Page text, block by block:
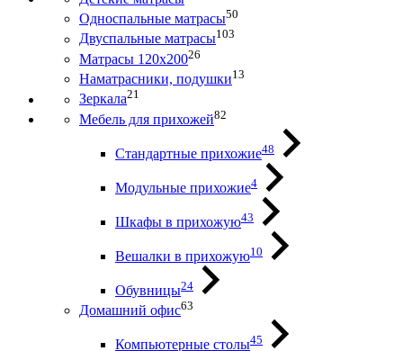
Односпальные матрасы50
Двуспальные матрасы103
Матрасы 120х20026
Наматрасники, подушки13
Зеркала21
Мебель для прихожей82
Стандартные прихожие48
Модульные прихожие4
Шкафы в прихожую43
Вешалки в прихожую10
Обувницы24
Домашний офис63
Компьютерные столы45